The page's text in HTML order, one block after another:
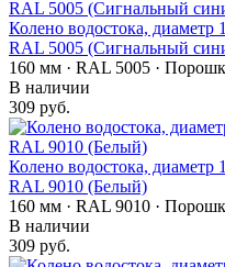
Колено водостока,
RAL 5005 (Сигнальный
160 мм · RAL 5005 ·
В наличии
309 руб.
Колено водостока,
RAL 9010 (Белый)
160 мм · RAL 9010 ·
В наличии
309 руб.